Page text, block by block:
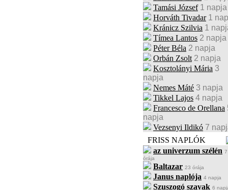
Tamási József 1 napja
Horváth Tivadar 1
Kránicz Szilvia 1
Tímea Lantos 2 napja
Péter Béla 2 napja
Orbán Zsolt 2 napja
Kosztolányi Mária 3
napja
Nemes Máté 3 napja
Tikkel Lajos 4 napja
Francesco de Orellana
napja
Vezsenyi Ildikó 7
FRISS NAPLÓK
az univerzum szélén 7
órája
Baltazar 23 órája
Janus naplója 4 napja
Szuszogó szavak 6